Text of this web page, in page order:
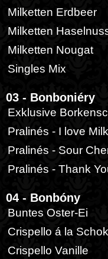
Milketten Erdbeer
Milketten
Milketten Nougat
Singles Mix
03 - Bonboniéry
Exklusive
Pralinés - I love
Pralinés - Sour
Pralinés - Thank
04 - Bonbóny
Buntes Oster-Ei
Crispello á la
Crispello Vanille